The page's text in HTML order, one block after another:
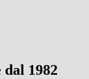
1982